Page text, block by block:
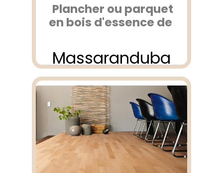
Plancher ou parquet
en bois d'essence de
Massaranduba